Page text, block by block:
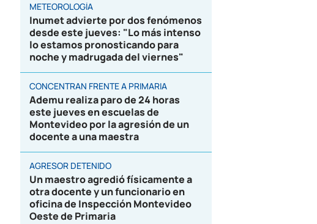
METEOROLOGÍA
Inumet advierte por dos fenómenos
desde este jueves: "Lo más intenso
lo estamos pronosticando para
noche y madrugada del viernes"
CONCENTRAN FRENTE A PRIMARIA
Ademu realiza paro de 24 horas
este jueves en escuelas de
Montevideo por la agresión de un
docente a una maestra
AGRESOR DETENIDO
Un maestro agredió físicamente a
otra docente y un funcionario en
oficina de Inspección Montevideo
Oeste de Primaria